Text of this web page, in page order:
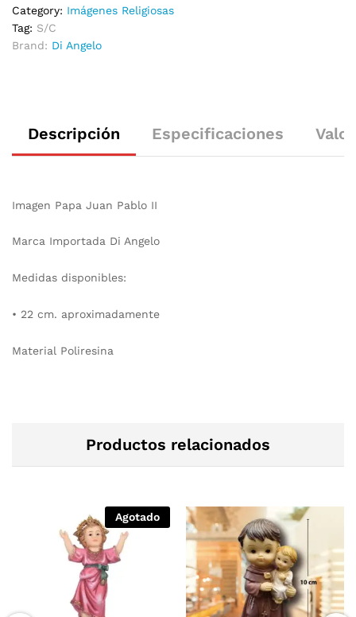
Category: Imágenes Religiosas
Tag: S/C
Brand: Di Angelo
Descripción Especificaciones
Imagen Papa Juan Pablo II
Marca Importada Di Angelo
Medidas disponibles:
• 22 cm. aproximadamente
Material Poliresina
Productos relacionados
Agotado